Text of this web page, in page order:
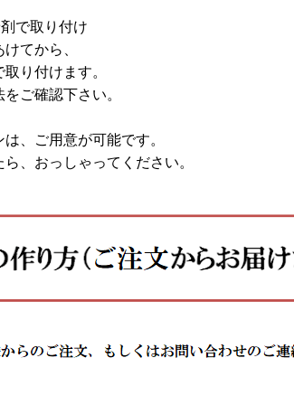
で取り付け
てから、
り付けます。
ご確認下さい。
、ご用意が可能です。
、おっしゃってください。